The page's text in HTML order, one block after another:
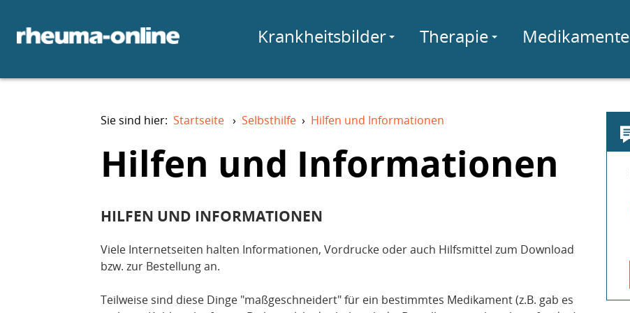
Krankheitsbilder Therapie Medikamente
Sie sind hier: Startseite › Selbsthilfe › Hilfen und Informationen
Hilfen und Informationen
HILFEN UND INFORMATIONEN
Viele Internetseiten halten Informationen, Vordrucke oder auch Hilfsmittel zum Download
bzw. zur Bestellung an.
Teilweise sind diese Dinge "maßgeschneidert" für ein bestimmtes Medikament (z.B. gab es